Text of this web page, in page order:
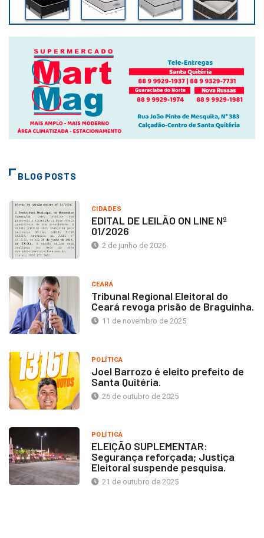
BLOG POSTS
CIDADES
EDITAL DE LEILÃO ON LINE Nº
01/2026
2 de junho de 2026
CEARÁ
Tribunal Regional Eleitoral do
Ceará revoga prisão de Braguinha.
11 de novembro de 2025
POLÍTICA
Joel Barrozo é eleito prefeito de
Santa Quitéria.
26 de outubro de 2025
POLÍTICA
ELEIÇÃO SUPLEMENTAR:
Segurança reforçada; Justiça
Eleitoral suspende pesquisa.
21 de outubro de 2025